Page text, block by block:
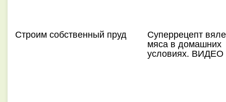
Строим собственный пруд Суперрецепт
мяса в домашних
условиях. ВИДЕО